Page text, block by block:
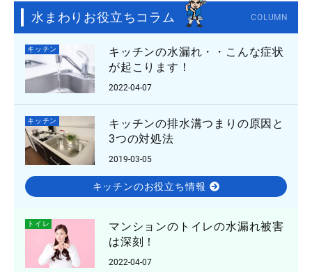
水まわりお役立ちコラム COLUMN
キッチン
キッチンの水漏れ・・こんな症状
が起こります！
2022-04-07
キッチン
キッチンの排水溝つまりの原因と
3つの対処法
2019-03-05
キッチンのお役立ち情報
トイレ
マンションのトイレの水漏れ被害
は深刻！
2022-04-07